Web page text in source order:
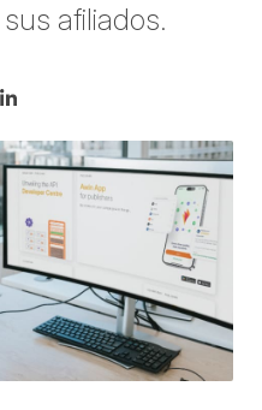
afiliados.
en Twitteren Facebook
Compartir en LinkedIn